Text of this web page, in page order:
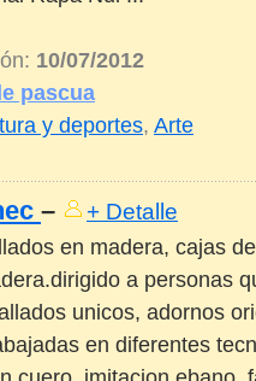
10/07/2012
pascua
y deportes, Arte
–
+ Detalle
en madera, cajas
a personas
unicos, adornos
en diferentes